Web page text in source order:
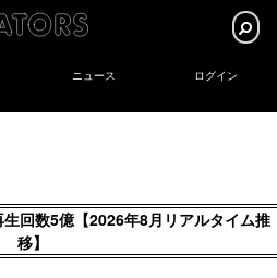
ニュース ログイン
回数5億【2026年8月リアルタイム推
移】